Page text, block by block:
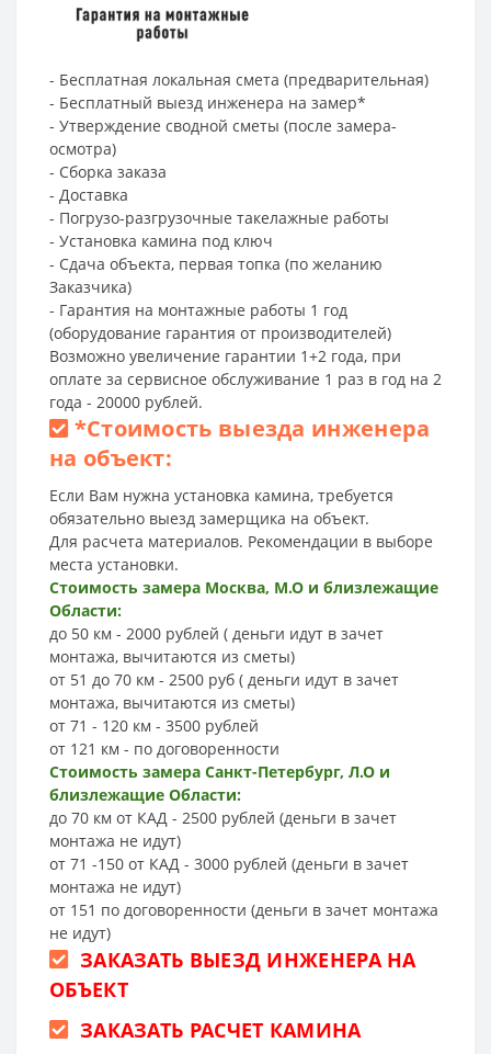
- Бесплатная локальная смета (предварительная)
- Бесплатный выезд инженера на замер*
- Утверждение сводной сметы (после замера-
осмотра)
- Сборка заказа
- Доставка
- Погрузо-разгрузочные такелажные работы
- Установка камина под ключ
- Сдача объекта, первая топка (по желанию
Заказчика)
- Гарантия на монтажные работы 1 год
(оборудование гарантия от производителей)
Возможно увеличение гарантии 1+2 года, при
оплате за сервисное обслуживание 1 раз в год на 2
года - 20000 рублей.
*Стоимость выезда инженера
на объект:
Если Вам нужна установка камина, требуется
обязательно выезд замерщика на объект.
Для расчета материалов. Рекомендации в выборе
места установки.
Стоимость замера Москва, М.О и близлежащие
Области:
до 50 км - 2000 рублей ( деньги идут в зачет
монтажа, вычитаются из сметы)
от 51 до 70 км - 2500 руб ( деньги идут в зачет
монтажа, вычитаются из сметы)
от 71 - 120 км - 3500 рублей
от 121 км - по договоренности
Стоимость замера Санкт-Петербург, Л.О и
близлежащие Области:
до 70 км от КАД - 2500 рублей (деньги в зачет
монтажа не идут)
от 71 -150 от КАД - 3000 рублей (деньги в зачет
монтажа не идут)
от 151 по договоренности (деньги в зачет монтажа
не идут)
ЗАКАЗАТЬ ВЫЕЗД ИНЖЕНЕРА НА
ОБЪЕКТ
ЗАКАЗАТЬ РАСЧЕТ КАМИНА